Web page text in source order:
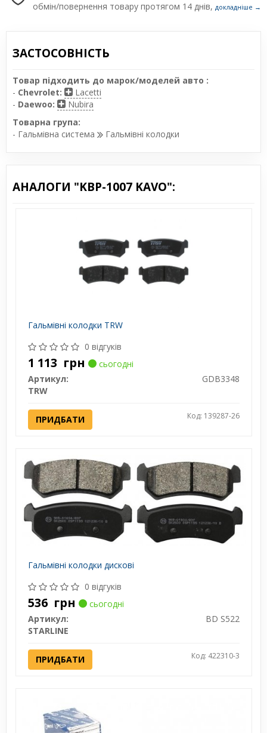
обмін/повернення товару протягом 14 днів, докладніше →
ЗАСТОСОВНІСТЬ
Товар підходить до марок/моделей авто :
- Chevrolet:
Lacetti
- Daewoo:
Nubira
Товарна група:
- Гальмівна система
Гальмівні колодки
АНАЛОГИ "KBP-1007 KAVO":
Гальмівні колодки TRW
0 відгуків
1 113 грн
сьогодні
Артикул:
GDB3348
TRW
ПРИДБАТИ Код: 139287-26
Гальмівні колодки дискові
0 відгуків
536 грн
сьогодні
Артикул:
BD S522
STARLINE
ПРИДБАТИ Код: 422310-3